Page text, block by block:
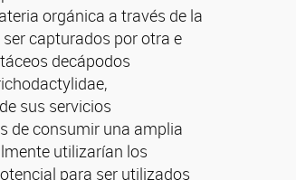
orgánica a través de la
capturados por otra e
decápodos
sus servicios
de consumir una amplia
utilizarían los
para ser utilizados